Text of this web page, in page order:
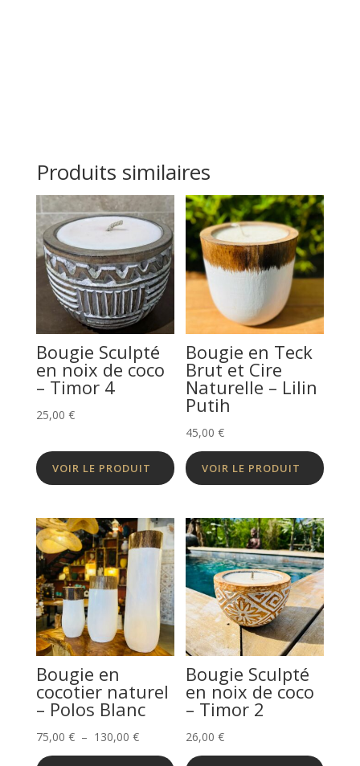
Produits similaires
Bougie Sculpté
en noix de coco
– Timor 4
25,00 €
VOIR LE PRODUIT
Bougie en Teck
Brut et Cire
Naturelle – Lilin
Putih
45,00€
VOIR LE PRODUIT
Bougie en
cocotier naturel
– Polos Blanc
75,00 € – 130,00 €Plage
de
Bougie Sculpté
en noix de coco
– Timor 2
26,00€